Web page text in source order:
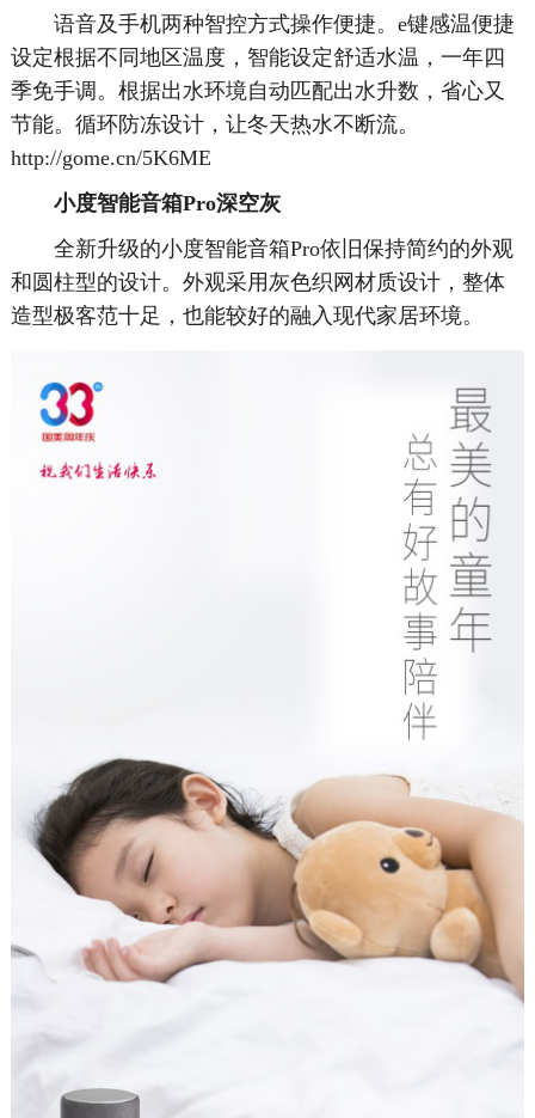
语音及手机两种智控方式操作便捷。e键感温便捷
设定根据不同地区温度，智能设定舒适水温，一年四
季免手调。根据出水环境自动匹配出水升数，省心又
节能。循环防冻设计，让冬天热水不断流。
http://gome.cn/5K6ME
小度智能音箱Pro深空灰
全新升级的小度智能音箱Pro依旧保持简约的外观
和圆柱型的设计。外观采用灰色织网材质设计，整体
造型极客范十足，也能较好的融入现代家居环境。